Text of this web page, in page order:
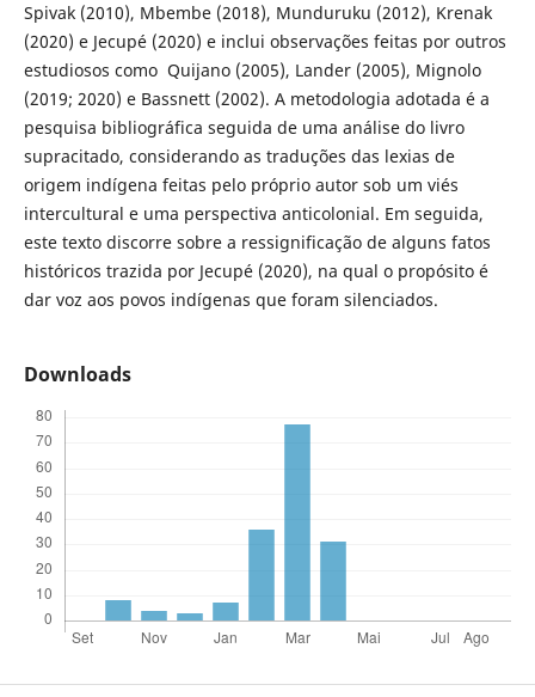
Spivak (2010), Mbembe (2018), Munduruku (2012), Krenak
(2020) e Jecupé (2020) e inclui observações feitas por outros
estudiosos como Quijano (2005), Lander (2005), Mignolo
(2019; 2020) e Bassnett (2002). A metodologia adotada é a
pesquisa bibliográfica seguida de uma análise do livro
supracitado, considerando as traduções das lexias de
origem indígena feitas pelo próprio autor sob um viés
intercultural e uma perspectiva anticolonial. Em seguida,
este texto discorre sobre a ressignificação de alguns fatos
históricos trazida por Jecupé (2020), na qual o propósito é
dar voz aos povos indígenas que foram silenciados.
Downloads